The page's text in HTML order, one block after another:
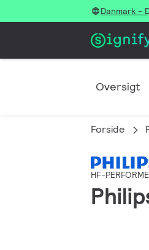
Danmark -
Oversigt
Forside
HF-